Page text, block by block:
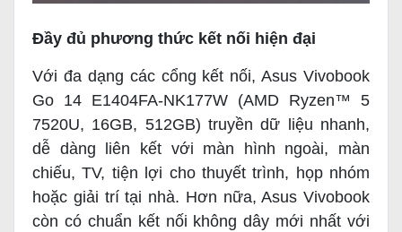
Đầy đủ phương thức kết nối hiện đại
Với đa dạng các cổng kết nối, Asus Vivobook
Go 14 E1404FA-NK177W (AMD Ryzen™ 5
7520U, 16GB, 512GB) truyền dữ liệu nhanh,
dễ dàng liên kết với màn hình ngoài, màn
chiếu, TV, tiện lợi cho thuyết trình, họp nhóm
hoặc giải trí tại nhà. Hơn nữa, Asus Vivobook
còn có chuẩn kết nối không dây mới nhất với